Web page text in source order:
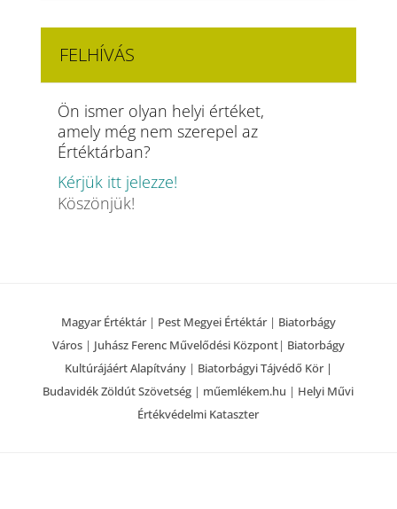
FELHÍVÁS
Ön ismer olyan helyi értéket,
amely még nem szerepel az
Értéktárban?
Kérjük itt jelezze!
Köszönjük!
Magyar Értéktár| Pest Megyei Értéktár| Biatorbágy
Város| Juhász Ferenc Művelődési Központ| Biatorbágy
Kultúrájáért Alapítvány| Biatorbágyi Tájvédő Kör |
Budavidék Zöldút Szövetség | műemlékem.hu | Helyi Művi
Értékvédelmi Kataszter